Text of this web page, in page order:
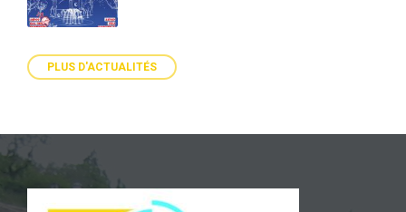
PLUS D'ACTUALITÉS